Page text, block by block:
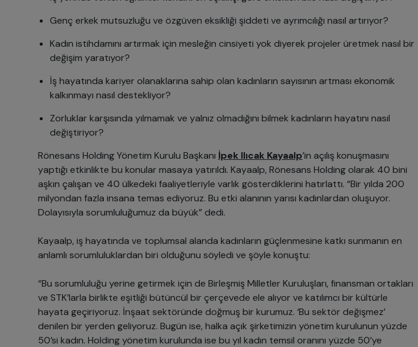
Genç erkek mutsuzluğu ve özgüven eksikliği şiddeti ve ayrımcılığı nasıl artırıyor?
Kadın istihdamını artırmak için mesleğin cinsiyeti yok diyerek projeler üretmek nasıl bir
değişim yaratıyor?
İş hayatında kariyer olanaklarına sahip olan kadınların sayısının artması ekonomik
kalkınmayı nasıl destekliyor?
Zorluklar karşısında yılmamak ve yalnız olmadığını bilmek kadınların hayatını nasıl
değiştiriyor?
Rönesans Holding Yönetim Kurulu Başkanı İpek Ilıcak Kayaalp’in açılış konuşmasını
yaptığı etkinlikte bu konular masaya yatırıldı. Kayaalp, Rönesans Holding olarak 40 bini
aşkın çalışan ve 40 ülkedeki faaliyetleriyle varlık gösterdiklerini hatırlattı. “Bir yılda 200
milyondan fazla insana temas ediyoruz. Bu etki alanının yarısı kadınlardan oluşuyor.
Dolayısıyla sorumluluğumuz da büyük” dedi.
Kayaalp, iş hayatında ve toplumsal alanda kadınların güçlenmesine katkı sunmanın en
anlamlı sorumluluklardan biri olduğunu söyledi ve şöyle konuştu:
“Bu sorumluluğu yerine getirmek için de Birleşmiş Milletler Kuruluşları, finansman ortakları
ve STK’larla birlikte eşitliği bütüncül bir çerçevede ele alıyor ve katılımcı bir kültürle
hayata geçiriyoruz. İnşaat sektöründe doğmuş bir kurumuz. ‘Bu sektör değişmez’
denilen bir yerden geliyoruz. Bugün ise, halka açık şirketimizin yönetim kurulunun yüzde
50’si kadın. Holding yönetim kurulunda ise bu yıl kadın temsil oranını yüzde 50’ye